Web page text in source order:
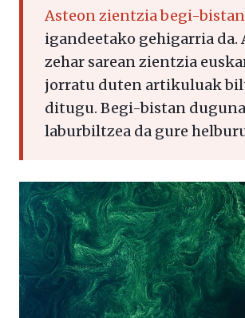
Asteon zientzia begi-bistan
igandeetako gehigarria da.
zehar sarean zientzia
jorratu duten artikuluak
ditugu. Begi-bistan duguna
laburbiltzea da gure